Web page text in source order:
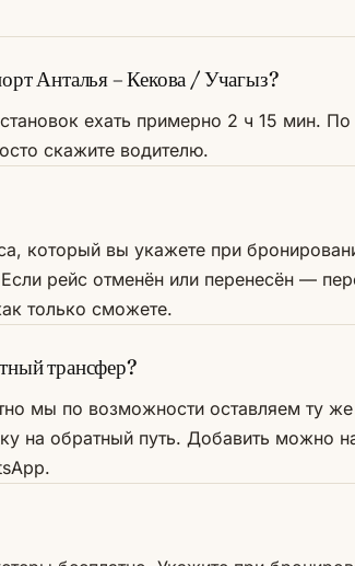
Анталья – Кекова / Учагыз?
ехать примерно 2 ч 15 мин.
скажите водителю.
который вы укажете при
рейс отменён или перенесён —
только сможете.
трансфер?
мы по возможности оставляем ту
на обратный путь. Добавить можно